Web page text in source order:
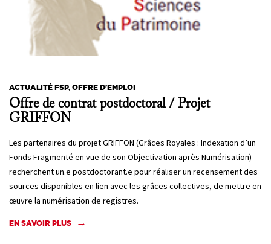
ACTUALITÉ FSP, OFFRE D'EMPLOI
Offre de contrat postdoctoral / Projet
GRIFFON
Les partenaires du projet GRIFFON (Grâces Royales : Indexation d’un
Fonds Fragmenté en vue de son Objectivation après Numérisation)
recherchent un.e postdoctorant.e pour réaliser un recensement des
sources disponibles en lien avec les grâces collectives, de mettre en
œuvre la numérisation de registres.
EN SAVOIR PLUS